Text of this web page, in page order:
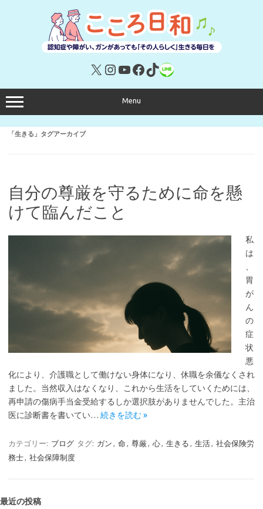
X Instagram
YouTube
Facebook
TikTok
リンク
Menu
「生きる 」タグアーカイブ
自分の尊厳を守るために命を懸
けて臨んだこと
私
は
胃
が
ん
の
症
状
悪
化により、介護職として働けない身体になり、休職を余儀なくされ
ました。当然収入はなくなり、これから生活をしていくためには、
再申請の傷病手当金受給するしか選択肢がありませんでした。主治
医に診断書を書いてい… 続きを読む »
カテゴリー: ブログ タグ: ガン , 命 , 尊厳, 心, 生きる , 生活, 社会保険労
務士, 社会保障制度
最近の投稿